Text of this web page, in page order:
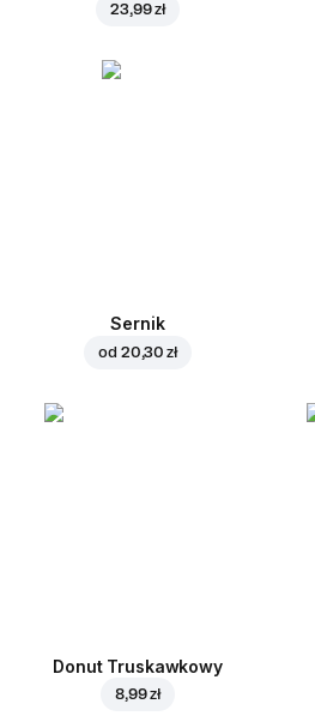
23,99 zł
Sernik
od 20,30 zł
Donut Truskawkowy
8,99 zł